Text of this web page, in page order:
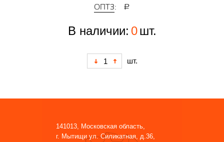
Опт3: a
В наличии: 0 шт.
шт.
141013, Московская область,
г. Мытищи ул. Силикатная, д.36,